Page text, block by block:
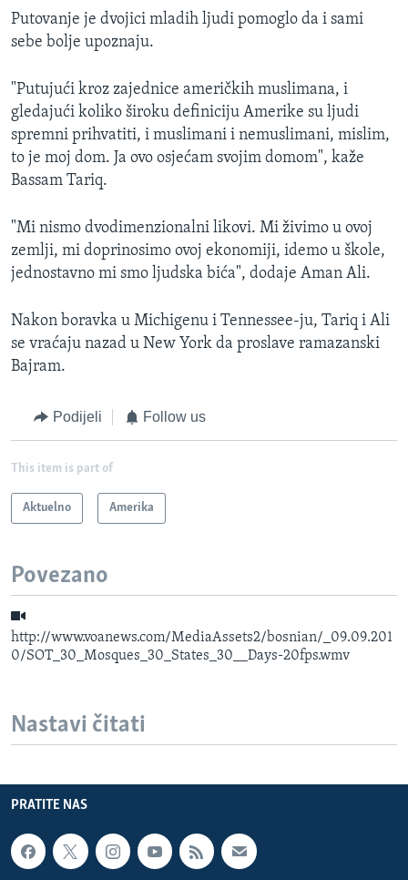
Putovanje je dvojici mladih ljudi pomoglo da i sami
sebe bolje upoznaju.
"Putujući kroz zajednice američkih muslimana, i
gledajući koliko široku definiciju Amerike su ljudi
spremni prihvatiti, i muslimani i nemuslimani, mislim,
to je moj dom. Ja ovo osjećam svojim domom", kaže
Bassam Tariq.
"Mi nismo dvodimenzionalni likovi. Mi živimo u ovoj
zemlji, mi doprinosimo ovoj ekonomiji, idemo u škole,
jednostavno mi smo ljudska bića", dodaje Aman Ali.
Nakon boravka u Michigenu i Tennessee-ju, Tariq i Ali
se vraćaju nazad u New York da proslave ramazanski
Bajram.
Podijeli Follow us
This item is part of
Aktuelno Amerika
Povezano
http://www.voanews.com/MediaAssets2/bosnian/_09.09.201
0/SOT_30_Mosques_30_States_30__Days-20fps.wmv
Nastavi čitati
PRATITE NAS